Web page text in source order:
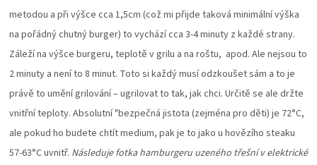
metodou a při výšce cca 1,5cm (což mi přijde taková minimální výška
na pořádný chutný burger) to vychází cca 3-4 minuty z každé strany.
Záleží na výšce burgeru, teplotě v grilu a na roštu, apod. Ale nejsou to
2 minuty a není to 8 minut. Toto si každý musí odzkoušet sám a to je
právě to umění grilování – ugrilovat to tak, jak chci. Určitě se ale držte
vnitřní teploty. Absolutní "bezpečná jistota (zejména pro děti) je 72°C,
ale pokud ho budete chtít medium, pak je to jako u hovězího steaku
57-63°C uvnitř. Následuje fotka hamburgeru uzeného třešní v elektrické